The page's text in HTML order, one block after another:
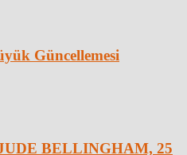
Güncellemesi
BELLINGHAM, 25